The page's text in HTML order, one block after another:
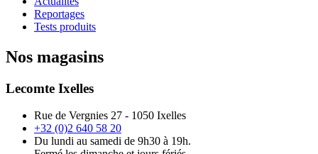
Reportages
Tests produits
Nos magasins
Lecomte Ixelles
Rue de Vergnies 27 - 1050 Ixelles
+32 (0)2 640 58 20
Du lundi au samedi de 9h30 à 19h.